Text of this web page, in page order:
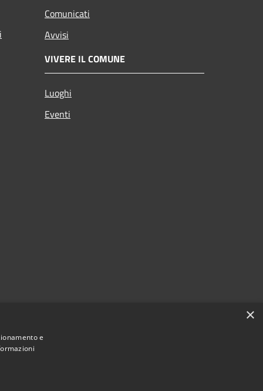
Comunicati
Avvisi
VIVERE IL COMUNE
Luoghi
Eventi
×
e